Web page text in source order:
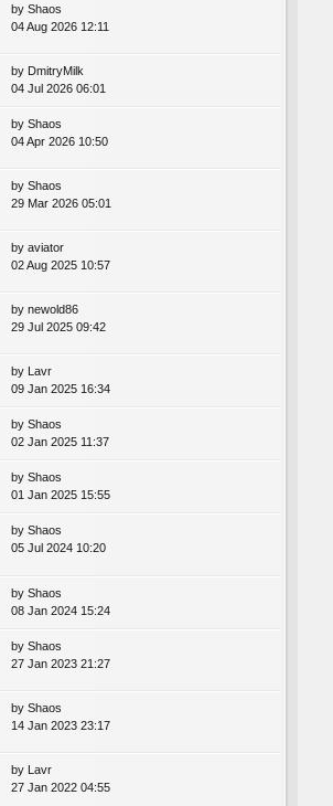
by Shaos
04 Aug 2026 12:11
by DmitryMilk
04 Jul 2026 06:01
by Shaos
04 Apr 2026 10:50
by Shaos
29 Mar 2026 05:01
by aviator
02 Aug 2025 10:57
by newold86
29 Jul 2025 09:42
by Lavr
09 Jan 2025 16:34
by Shaos
02 Jan 2025 11:37
by Shaos
01 Jan 2025 15:55
by Shaos
05 Jul 2024 10:20
by Shaos
08 Jan 2024 15:24
by Shaos
27 Jan 2023 21:27
by Shaos
14 Jan 2023 23:17
by Lavr
27 Jan 2022 04:55